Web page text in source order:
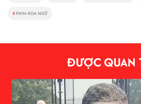
# PHIM HOA NGỮ
ĐƯỢC QUAN